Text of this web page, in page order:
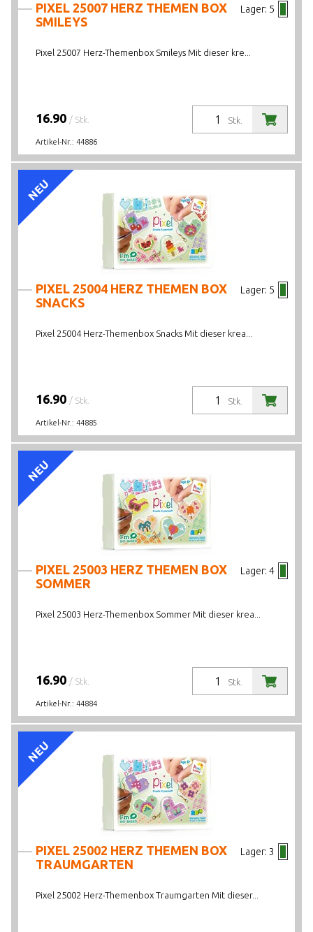
Lager: 5
PIXEL 25007 HERZ THEMEN BOX
SMILEYS
Pixel 25007 Herz-Themenbox Smileys Mit dieser kre...
Stk.
16.90 / Stk.
Artikel-Nr.: 44886
NEU
Lager: 5
PIXEL 25004 HERZ THEMEN BOX
SNACKS
Pixel 25004 Herz-Themenbox Snacks Mit dieser krea...
Stk.
16.90 / Stk.
Artikel-Nr.: 44885
NEU
Lager: 4
PIXEL 25003 HERZ THEMEN BOX
SOMMER
Pixel 25003 Herz-Themenbox Sommer Mit dieser krea...
Stk.
16.90 / Stk.
Artikel-Nr.: 44884
NEU
Lager: 3
PIXEL 25002 HERZ THEMEN BOX
TRAUMGARTEN
Pixel 25002 Herz-Themenbox Traumgarten Mit dieser...